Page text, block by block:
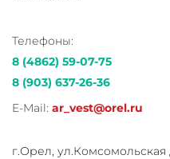
Телефоны:
8 (4862) 59-07-75
8 (903) 637-26-36
E-Mail: ar_vest@orel.ru
г.Орел, ул.Комсомольская